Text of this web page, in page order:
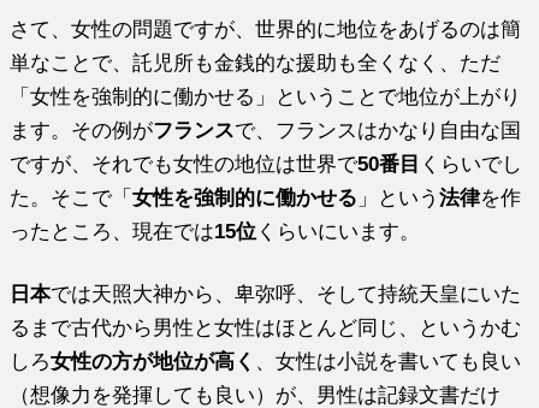
さて、女性の問題ですが、世界的に地位をあげるのは簡
単なことで、託児所も金銭的な援助も全くなく、ただ
「女性を強制的に働かせる」ということで地位が上がり
ます。その例がフランスで、フランスはかなり自由な国
ですが、それでも女性の地位は世界で50番目 くらいでし
た。そこで「女性を強制的に働かせる 」という法律を作
ったところ、現在では15位 くらいにいます。
日本では天照大神から、卑弥呼、そして持統天皇にいた
るまで古代から男性と女性はほとんど同じ、というかむ
しろ女性の方が地位が高く 、女性は小説を書いても良い
（想像力を発揮しても良い）が、男性は記録文書だけ